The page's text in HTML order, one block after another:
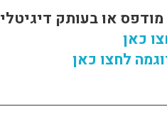
או בעותק דיגיטלי
כאן
לחצו כאן